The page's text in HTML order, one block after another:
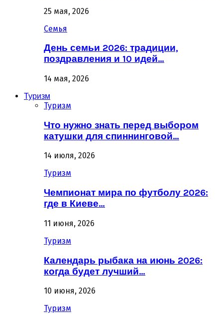
25 мая, 2026
Семья
День семьи 2026: традиции,
поздравления и 10 идей…
14 мая, 2026
Туризм
Туризм
Что нужно знать перед выбором
катушки для спиннинговой…
14 июля, 2026
Туризм
Чемпионат мира по футболу 2026:
где в Киеве…
11 июня, 2026
Туризм
Календарь рыбака на июнь 2026:
когда будет лучший…
10 июня, 2026
Туризм